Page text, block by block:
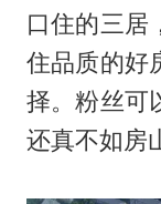
口住的三居
住品质的好
择。粉丝可
还真不如房